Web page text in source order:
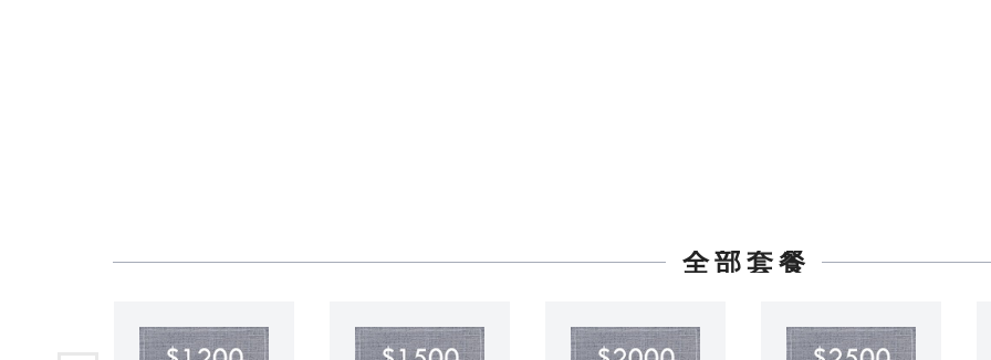
全 部 套 餐